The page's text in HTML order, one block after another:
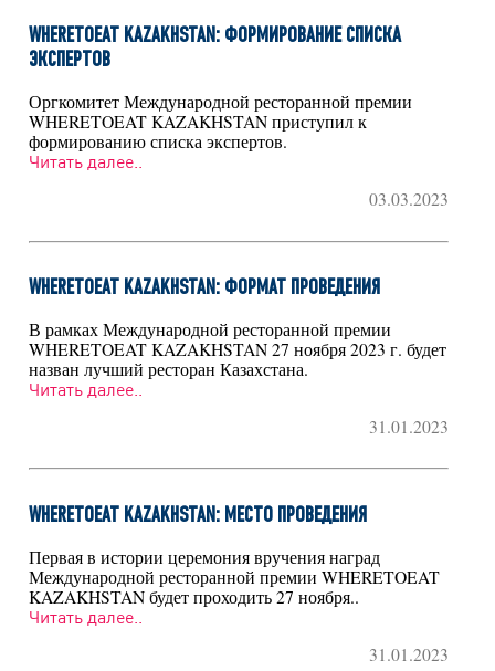
WHERETOEAT KAZAKHSTAN: ФОРМИРОВАНИЕ СПИСКА
ЭКСПЕРТОВ
Оргкомитет Международной ресторанной премии
WHERETOEAT KAZAKHSTAN приступил к
формированию списка экспертов.
Читать далее..
03.03.2023
WHERETOEAT KAZAKHSTAN: ФОРМАТ ПРОВЕДЕНИЯ
В рамках Международной ресторанной премии
WHERETOEAT KAZAKHSTAN 27 ноября 2023 г. будет
назван лучший ресторан Казахстана.
Читать далее..
31.01.2023
WHERETOEAT KAZAKHSTAN: МЕСТО ПРОВЕДЕНИЯ
Первая в истории церемония вручения наград
Международной ресторанной премии WHERETOEAT
KAZAKHSTAN будет проходить 27 ноября..
Читать далее..
31.01.2023